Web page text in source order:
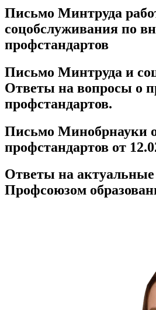
Письмо Минтруда
соцобслуживания по
профстандартов
Письмо Минтруда и
Ответы на вопросы о
профстандартов.
Письмо Минобрнауки
профстандартов от
Ответы на
Профсоюзом